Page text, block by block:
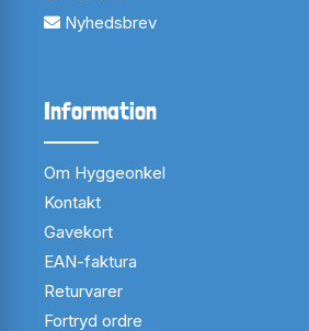
Nyhedsbrev
Information
Om Hyggeonkel
Kontakt
Gavekort
EAN-faktura
Returvarer
Fortryd ordre